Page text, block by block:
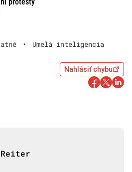
• Umelá inteligencia
Nahlásiť chybu